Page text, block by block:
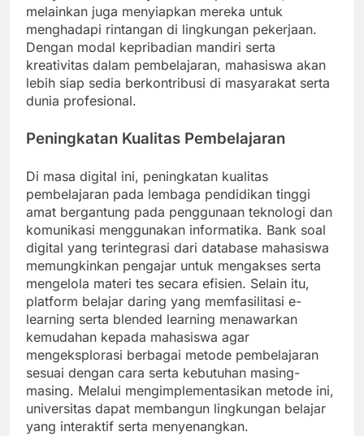
melainkan juga menyiapkan mereka untuk
menghadapi rintangan di lingkungan pekerjaan.
Dengan modal kepribadian mandiri serta
kreativitas dalam pembelajaran, mahasiswa akan
lebih siap sedia berkontribusi di masyarakat serta
dunia profesional.
Peningkatan Kualitas Pembelajaran
Di masa digital ini, peningkatan kualitas
pembelajaran pada lembaga pendidikan tinggi
amat bergantung pada penggunaan teknologi dan
komunikasi menggunakan informatika. Bank soal
digital yang terintegrasi dari database mahasiswa
memungkinkan pengajar untuk mengakses serta
mengelola materi tes secara efisien. Selain itu,
platform belajar daring yang memfasilitasi e-
learning serta blended learning menawarkan
kemudahan kepada mahasiswa agar
mengeksplorasi berbagai metode pembelajaran
sesuai dengan cara serta kebutuhan masing-
masing. Melalui mengimplementasikan metode ini,
universitas dapat membangun lingkungan belajar
yang interaktif serta menyenangkan.